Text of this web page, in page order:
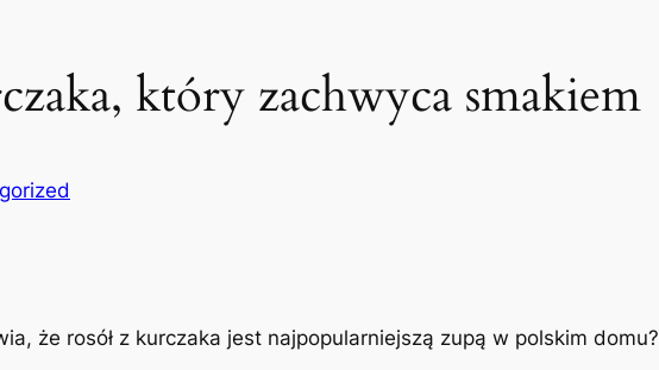
który zachwyca smakiem
że rosół z kurczaka jest najpopularniejszą zupą w polskim domu?